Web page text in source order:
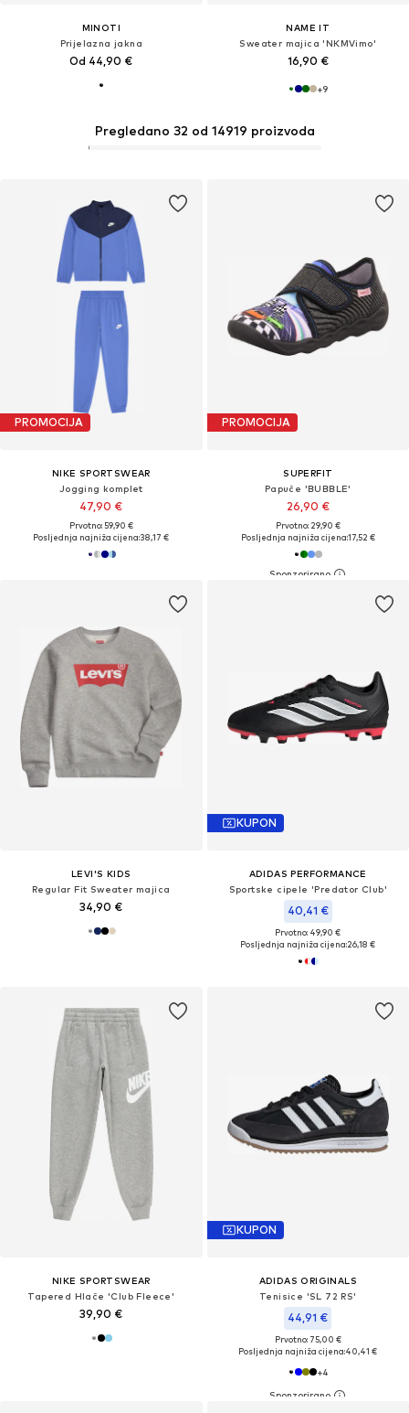
MINOTI
Prijelazna jakna
Od 44,90 €
NAME IT
Sweater majica 'NKMVimo'
16,90 €
+9
Pregledano 32 od 14919 proizvoda
PROMOCIJA
NIKE SPORTSWEAR
Jogging komplet
47,90 €
Prvotno: 59,90 €
Posljednja najniža cijena:38,17 €
PROMOCIJA
SUPERFIT
Papuče 'BUBBLE'
26,90 €
Prvotno: 29,90 €
Posljednja najniža cijena:17,52 €
LEVI'S KIDS
Regular Fit Sweater majica
34,90 €
KUPON
ADIDAS PERFORMANCE
Sportske cipele 'Predator Club'
40,41 €
Prvotno: 49,90 €
Posljednja najniža cijena:26,18 €
NIKE SPORTSWEAR
Tapered Hlače 'Club Fleece'
39,90 €
KUPON
ADIDAS ORIGINALS
Tenisice 'SL 72 RS'
44,91 €
Prvotno: 75,00 €
Posljednja najniža cijena:40,41 €
+4